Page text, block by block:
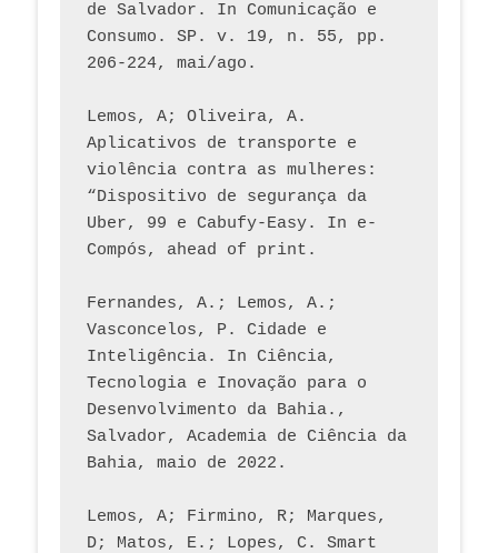
de Salvador. In Comunicação e
Consumo. SP. v. 19, n. 55, pp.
206-224, mai/ago.
Lemos, A; Oliveira, A.
Aplicativos de transporte e
violência contra as mulheres:
“Dispositivo de segurança da
Uber, 99 e Cabufy-Easy. In e-
Compós, ahead of print.
Fernandes, A.; Lemos, A.;
Vasconcelos, P. Cidade e
Inteligência. In Ciência,
Tecnologia e Inovação para o
Desenvolvimento da Bahia.,
Salvador, Academia de Ciência da
Bahia, maio de 2022.
Lemos, A; Firmino, R; Marques,
D; Matos, E.; Lopes, C. Smart